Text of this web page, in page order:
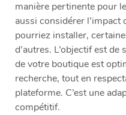
manière pertinente pour
aussi considérer l’impact
pourriez installer,
d’autres. L’objectif est de
de votre boutique est
recherche, tout en
plateforme. C’est une
compétitif.